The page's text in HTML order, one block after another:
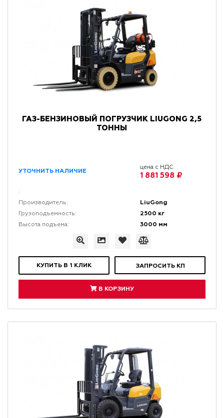
ГАЗ-БЕНЗИНОВЫЙ ПОГРУЗЧИК LIUGONG 2,5
ТОННЫ
УТОЧНИТЬ НАЛИЧИЕ
цена с НДС
1 881 598 ₽
:
Производитель:
LiuGong
Грузоподъемность: 2500 кг
Высота подъема: 3000 мм
КУПИТЬ В 1 КЛИК ЗАПРОСИТЬ КП
В КОРЗИНУ